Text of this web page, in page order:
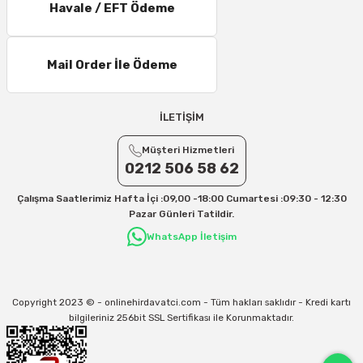
11 – 15 Desi/Kg= 245,50 TL- 347,40 TL
16 – 20 Desi/Kg= 307,50 TL- 371,80 TL
21 – 25 Desi/Kg= 357,90 TL-- 397,40 TL
Yurtiçi Kargo için 30 Desi sonrası her +1 Desi: 13 TL
Aras Kargo için 30 Desi sonrası her +1 Desi: 17 TL
Kargo ve teslimat süreçleriyle ilgili tüm sorularınız için bizimle iletişime
31/12/2026 Tarihine Kadar Geçerlidir
Havale / EFT Ödeme
Mail Order İle Ödeme
İLETİŞİM
Müşteri Hizmetleri
0212 506 58 62
Çalışma Saatlerimiz Hafta İçi :09,00 -18:00 Cumartesi :09:30 - 12:30
Pazar Günleri Tatildir.
WhatsApp İletişim
Copyright 2023 © - onlinehirdavatci.com - Tüm hakları saklıdır - Kredi kartı
bilgileriniz 256bit SSL Sertifikası ile Korunmaktadır.